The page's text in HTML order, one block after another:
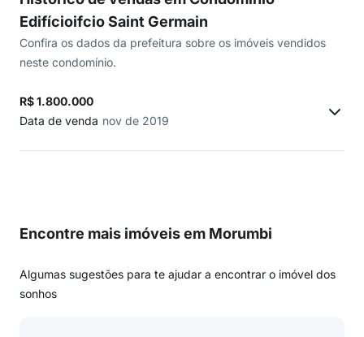
Edifícioifcio Saint Germain
Confira os dados da prefeitura sobre os imóveis vendidos
neste condomínio.
R$ 1.800.000
Data de venda nov de 2019
Encontre mais imóveis em Morumbi
Algumas sugestões para te ajudar a encontrar o imóvel dos
sonhos